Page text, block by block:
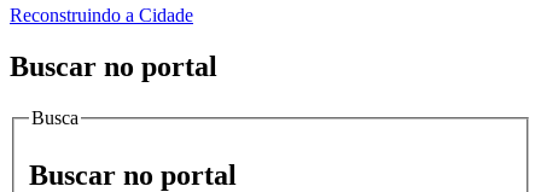
Reconstruindo a Cidade
Buscar no portal
Busca
Buscar no portal